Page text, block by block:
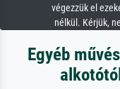
végezzük el
nélkül. Kérjük,
Egyéb